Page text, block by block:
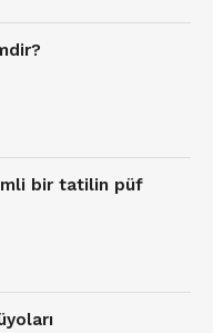
bir tatilin püf